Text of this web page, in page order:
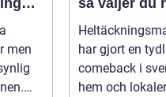
men
matta för hem
och kontor
har gjort en
comeback i
hem och